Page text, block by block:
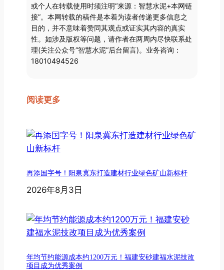
或个人在转载使用时须注明“来源：智慧水泥+本网链
接”。本网转载的稿件是本着为读者传递更多信息之
目的，并不意味着赞同其观点或证实其内容的真实
性。如涉及版权等问题，请作者在两周内尽快联系处
理(关注公众号“智慧水泥”后台留言)。业务咨询：
18010494526
阅读更多
再添国字号！阳泉冀东打造建材行业绿色矿山新标杆
2026年8月3日
年均节约能源成本约1200万元！福建安砂建福水泥技改
项目成为优秀案例